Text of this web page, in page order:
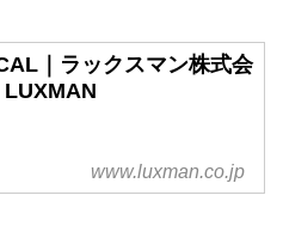
｜ラックスマン株式会
LUXMAN
www.luxman.co.jp